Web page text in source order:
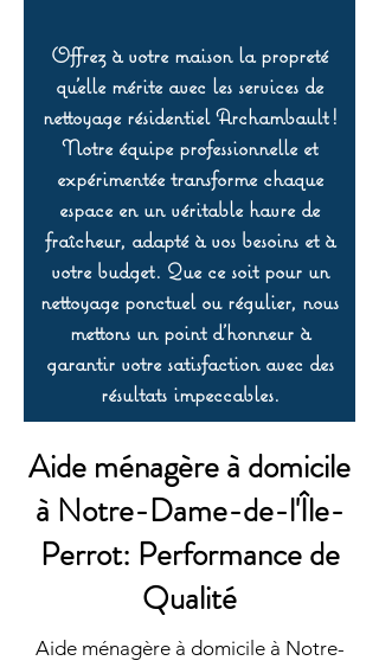
Offrez à votre maison la propreté
qu’elle mérite avec les services de
nettoyage résidentiel Archambault !
Notre équipe professionnelle et
expérimentée transforme chaque
espace en un véritable havre de
fraîcheur, adapté à vos besoins et à
votre budget. Que ce soit pour un
nettoyage ponctuel ou régulier, nous
mettons un point d’honneur à
garantir votre satisfaction avec des
résultats impeccables.
Aide ménagère à domicile
à Notre-Dame-de-l'Île-
Perrot: Performance de
Qualité
Aide ménagère à domicile à Notre-